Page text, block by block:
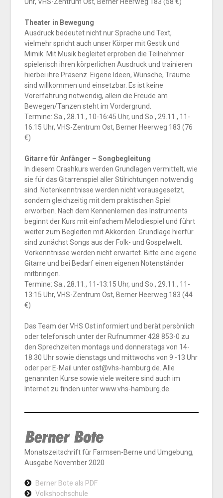
Theater in Bewegung
Ausdruck bedeutet nicht nur Sprache und Text,
vielmehr spricht auch unser Körper mit Gestik und
Mimik. Mit Musik begleitet erproben die Teilnehmer
spielerisch ihren körperlichen Ausdruck und trainieren
hierbei ihre Präsenz. Eigene Ideen, Wünsche, Träume
sind willkommen und einsetzbar. Es ist keine
Vorerfahrung notwendig, allein die Freude am
Bewegen/Tanzen steht im Vordergrund.
Termine: Sa., 28.11., 10-16:45 Uhr, und So., 29.11., 11-
16:15 Uhr, VHS-Zentrum Ost, Berner Heerweg 183 (76
€)
Gitarre für Anfänger – Songbegleitung
In diesem Crashkurs werden Grundlagen vermittelt, wie
sie für das Gitarrenspiel aller Stilrichtungen notwendig
sind. Notenkenntnisse werden nicht vorausgesetzt,
sondern gleichzeitig mit dem praktischen Spiel
erworben. Nach dem Kennenlernen des Instruments
beginnt der Kurs mit einfachem Melodiespiel und führt
weiter zum Begleiten mit Akkorden. Grundlage hierfür
sind zunächst Songs aus der Folk- und Gospelwelt.
Vorkenntnisse werden nicht erwartet. Bitte eine eigene
Gitarre und bei Bedarf einen eigenen Notenständer
mitbringen.
Termine: Sa., 28.11., 11-13:15 Uhr, und So., 29.11., 11-
13:15 Uhr, VHS-Zentrum Ost, Berner Heerweg 183 (44
€)
Das Team der VHS Ost informiert und berät persönlich
oder telefonisch unter der Rufnummer 428 853-0 zu
den Sprechzeiten montags und donnerstags von 14-
18:30 Uhr sowie dienstags und mittwochs von 9 -13 Uhr
oder per E-Mail unter ost@vhs-hamburg.de. Alle
genannten Kurse sowie viele weitere sind auch im
Internet zu finden unter www.vhs-hamburg.de.
Monatszeitschrift für Farmsen-Berne und Umgebung,
Ausgabe November 2020
Berner Bote als PDF
Volkshochschule